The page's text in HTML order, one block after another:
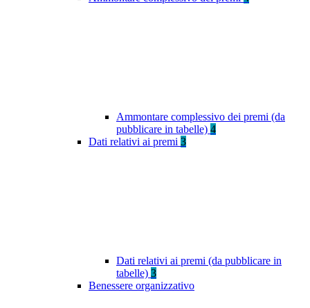
Ammontare complessivo dei premi (da
pubblicare in tabelle) 4
Dati relativi ai premi 3
Dati relativi ai premi (da pubblicare in
tabelle) 3
Benessere organizzativo